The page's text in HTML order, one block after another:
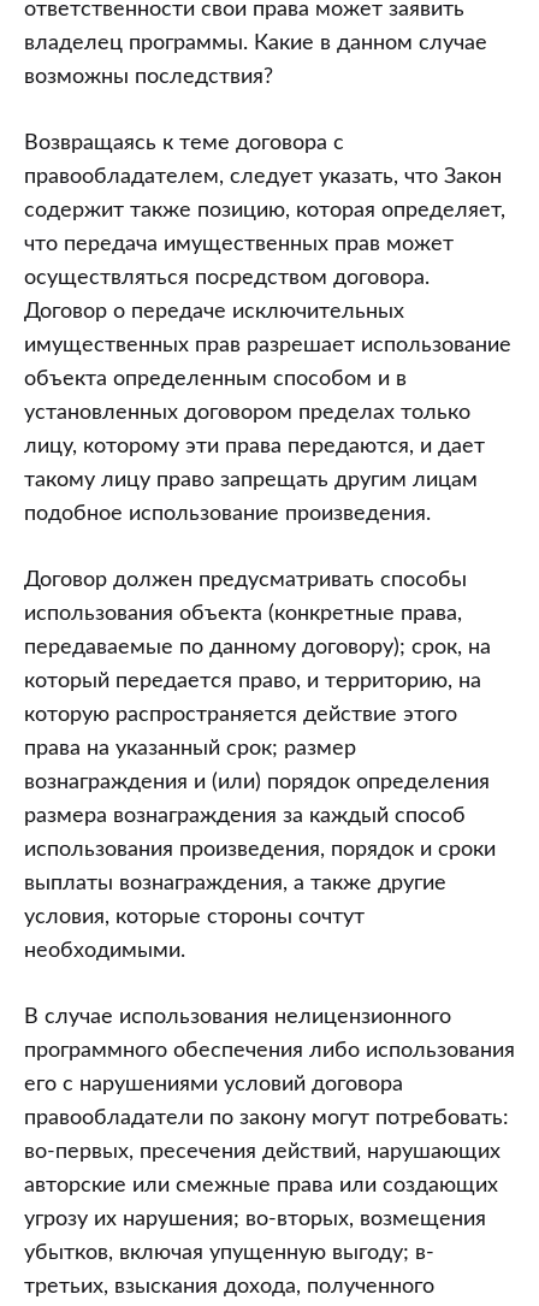
ответственности свои права может заявить
владелец программы. Какие в данном случае
возможны последствия?
Возвращаясь к теме договора с
правообладателем, следует указать, что Закон
содержит также позицию, которая определяет,
что передача имущественных прав может
осуществляться посредством договора.
Договор о передаче исключительных
имущественных прав разрешает использование
объекта определенным способом и в
установленных договором пределах только
лицу, которому эти права передаются, и дает
такому лицу право запрещать другим лицам
подобное использование произведения.
Договор должен предусматривать способы
использования объекта (конкретные права,
передаваемые по данному договору); срок, на
который передается право, и территорию, на
которую распространяется действие этого
права на указанный срок; размер
вознаграждения и (или) порядок определения
размера вознаграждения за каждый способ
использования произведения, порядок и сроки
выплаты вознаграждения, а также другие
условия, которые стороны сочтут
необходимыми.
В случае использования нелицензионного
программного обеспечения либо использования
его с нарушениями условий договора
правообладатели по закону могут потребовать:
во-первых, пресечения действий, нарушающих
авторские или смежные права или создающих
угрозу их нарушения; во-вторых, возмещения
убытков, включая упущенную выгоду; в-
третьих, взыскания дохода, полученного